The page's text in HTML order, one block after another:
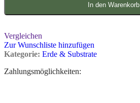
In den Warenkorb
Vergleichen
Zur Wunschliste hinzufügen
Kategorie: Erde & Substrate
Zahlungsmöglichkeiten: